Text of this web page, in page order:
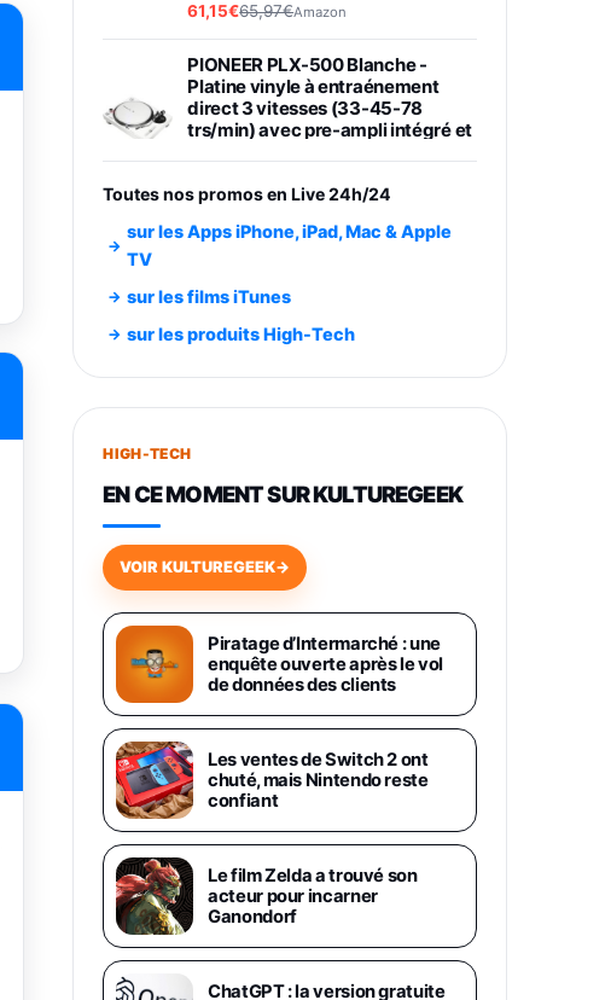
61,15€65,97€Amazon
PIONEER PLX-500 Blanche -
Platine vinyle à entraénement
direct 3 vitesses (33-45-78
trs/min) avec pre-ampli intégré et
Smartphone SAMSUNG Galaxy
Smartphone SAMSUNG Galaxy
S26+ Violet 256Go
749,99€1240,43€Fnac (Vendeur Tiers)
648,63€
Smartphone Android 5G avec
Galaxy AI, 512 Go, Chargeur
Secteur Rapide 25W Inclus,
Smartphone déverrouillé, Noir,
Version FR
1019€1399€Fnac (Vendeur Tiers)
Galaxy S26 Ultra 512 Go Bleu
1019€ 1399€ Fnac (Vendeur Tiers)
Galaxy S26 Ultra 256 Go Violet
892€1199€
Philips SHK2000BL - Casque
Enfant - Bleu & Répartiteur Audio
5 Casques, Blanc
24,94€29,96€Fnac (Vendeur Tiers)
Toutes nos promos en Live 24h/24
sur les Apps iPhone, iPad, Mac & Apple
TV
sur les films iTunes
sur les produits High-Tech
HIGH-TECH
EN CE MOMENT SUR KULTUREGEEK
VOIR KULTUREGEEK→
Piratage d’Intermarché : une
enquête ouverte après le vol
de données des clients
Les ventes de Switch 2 ont
chuté, mais Nintendo reste
confiant
Le film Zelda a trouvé son
acteur pour incarner
Ganondorf
ChatGPT : la version gratuite